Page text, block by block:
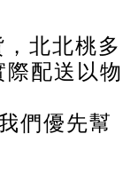
北北桃多
配送以物
們優先幫